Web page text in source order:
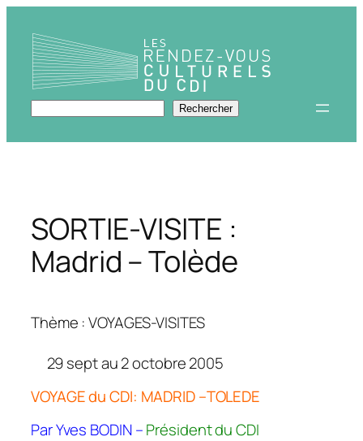
contenu
Rechercher Rechercher
SORTIE-VISITE :
Madrid – Tolède
Thème : VOYAGES-VISITES
29 sept au 2 octobre 2005
VOYAGE du CDI: MADRID –TOLEDE
Par Yves BODIN –Président du CDI